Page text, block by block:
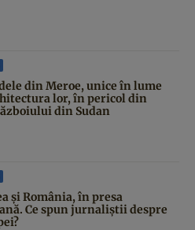
din Meroe, unice în lume
lor, în pericol din
din Sudan
și România, în presa
Ce spun jurnaliștii despre